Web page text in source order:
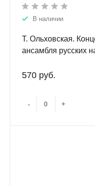
В наличии
Т. Ольховская.
ансамбля русских
570 руб.
- +